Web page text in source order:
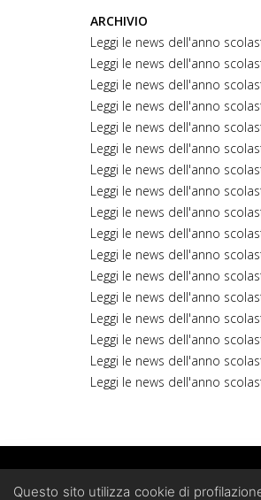
ARCHIVIO
Leggi le news dell'anno
Leggi le news dell'anno
Leggi le news dell'anno
Leggi le news dell'anno
Leggi le news dell'anno
Leggi le news dell'anno
Leggi le news dell'anno
Leggi le news dell'anno
Leggi le news dell'anno
Leggi le news dell'anno
Leggi le news dell'anno
Leggi le news dell'anno
Leggi le news dell'anno
Leggi le news dell'anno
Leggi le news dell'anno
Leggi le news dell'anno
Leggi le news dell'anno
Ateneo
Questo sito utilizza cookie di